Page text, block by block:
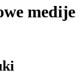
medije